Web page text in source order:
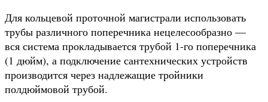
Для кольцевой проточной магистрали использовать
трубы различного поперечника нецелесообразно —
вся система прокладывается трубой 1-го поперечника
(1 дюйм), а подключение сантехнических устройств
производится через надлежащие тройники
полдюймовой трубой.